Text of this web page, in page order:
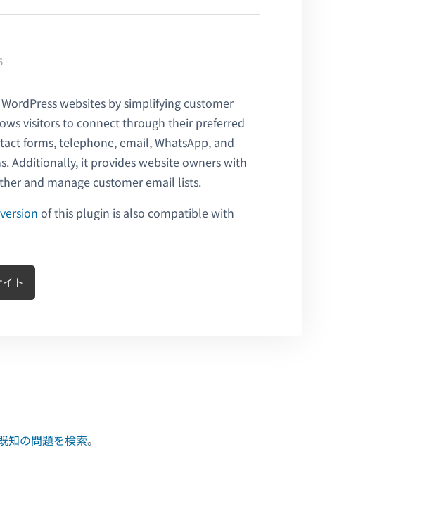
websites by simplifying customer
visitors to connect through their preferred
forms, telephone, email, WhatsApp, and
Additionally, it provides website owners with
and manage customer email lists.
of this plugin is also compatible with
ト
知の問題を検索。